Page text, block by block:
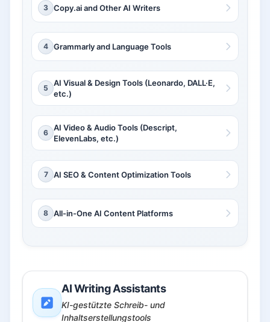
3 Copy.ai and Other AI Writers
4 Grammarly and Language Tools
5
AI Visual & Design Tools (Leonardo, DALL·E,
etc.)
6
AI Video & Audio Tools (Descript,
ElevenLabs, etc.)
7 AI SEO & Content Optimization Tools
8 All-in-One AI Content Platforms
AI Writing Assistants
KI-gestützte Schreib- und
Inhaltserstellungstools